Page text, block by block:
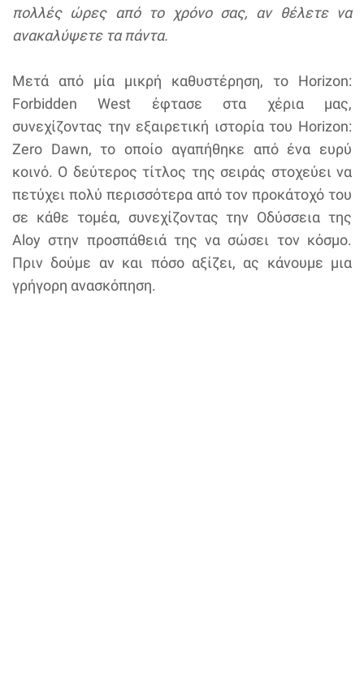
πολλές ώρες από το χρόνο σας, αν θέλετε να
ανακαλύψετε τα πάντα.
Μετά από μία μικρή καθυστέρηση, το Horizon:
Forbidden West έφτασε στα χέρια μας,
συνεχίζοντας την εξαιρετική ιστορία του Horizon:
Zero Dawn, το οποίο αγαπήθηκε από ένα ευρύ
κοινό. Ο δεύτερος τίτλος της σειράς στοχεύει να
πετύχει πολύ περισσότερα από τον προκάτοχό του
σε κάθε τομέα, συνεχίζοντας την Οδύσσεια της
Aloy στην προσπάθειά της να σώσει τον κόσμο.
Πριν δούμε αν και πόσο αξίζει, ας κάνουμε μια
γρήγορη ανασκόπηση.